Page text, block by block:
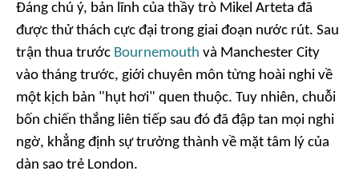
Đáng chú ý, bản lĩnh của thầy trò Mikel Arteta đã
được thử thách cực đại trong giai đoạn nước rút. Sau
trận thua trước Bournemouth và Manchester City
vào tháng trước, giới chuyên môn từng hoài nghi về
một kịch bản "hụt hơi" quen thuộc. Tuy nhiên, chuỗi
bốn chiến thắng liên tiếp sau đó đã đập tan mọi nghi
ngờ, khẳng định sự trưởng thành về mặt tâm lý của
dàn sao trẻ London.